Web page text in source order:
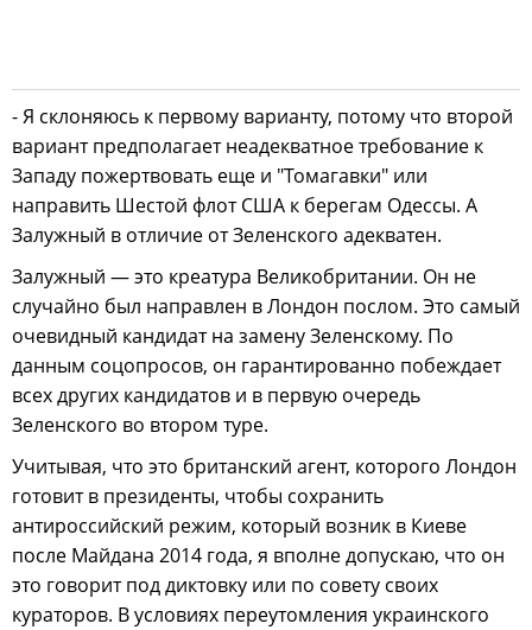
- Я склоняюсь к первому варианту, потому что второй
вариант предполагает неадекватное требование к
Западу пожертвовать еще и "Томагавки" или
направить Шестой флот США к берегам Одессы. А
Залужный в отличие от Зеленского адекватен.
Залужный — это креатура Великобритании. Он не
случайно был направлен в Лондон послом. Это самый
очевидный кандидат на замену Зеленскому. По
данным соцопросов, он гарантированно побеждает
всех других кандидатов и в первую очередь
Зеленского во втором туре.
Учитывая, что это британский агент, которого Лондон
готовит в президенты, чтобы сохранить
антироссийский режим, который возник в Киеве
после Майдана 2014 года, я вполне допускаю, что он
это говорит под диктовку или по совету своих
кураторов. В условиях переутомления украинского